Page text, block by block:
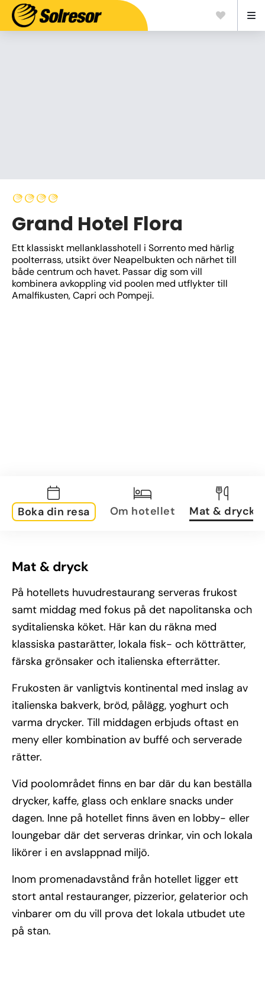
Grand Hotel Flora
Ett klassiskt mellanklasshotell i Sorrento med härlig
poolterrass, utsikt över Neapelbukten och närhet till
både centrum och havet. Passar dig som vill
kombinera avkoppling vid poolen med utflykter till
Amalfikusten, Capri och Pompeji.
Boka din resa Om hotellet Mat & dryck
Mat & dryck
På hotellets huvudrestaurang serveras frukost
samt middag med fokus på det napolitanska och
syditalienska köket. Här kan du räkna med
klassiska pastarätter, lokala fisk- och kötträtter,
färska grönsaker och italienska efterrätter.
Frukosten är vanligtvis kontinental med inslag av
italienska bakverk, bröd, pålägg, yoghurt och
varma drycker. Till middagen erbjuds oftast en
meny eller kombination av buffé och serverade
rätter.
Vid poolområdet finns en bar där du kan beställa
drycker, kaffe, glass och enklare snacks under
dagen. Inne på hotellet finns även en lobby- eller
loungebar där det serveras drinkar, vin och lokala
likörer i en avslappnad miljö.
Inom promenadavstånd från hotellet ligger ett
stort antal restauranger, pizzerior, gelaterior och
vinbarer om du vill prova det lokala utbudet ute
på stan.